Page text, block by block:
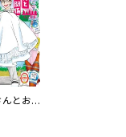
僕と嫁さんとお酒の関係